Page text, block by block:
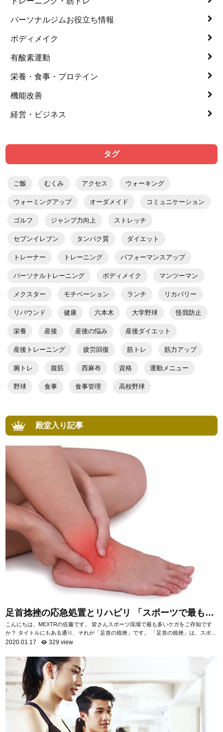
パーソナルジムお役立ち情報
ボディメイク
有酸素運動
栄養・食事・プロテイン
機能改善
経営・ビジネス
タグ
ご飯 むくみ アクセス ウォーキング
ウォーミングアップ オーダメイド コミュニケーション
ゴルフ ジャンプ力向上 ストレッチ
セブンイレブン タンパク質 ダイエット
トレーナー トレーニング パフォーマンスアップ
パーソナルトレーニング ボディメイク マンツーマン
メクスター モチベーション ランチ リカバリー
リバウンド 健康 六本木 大学野球 怪我防止
栄養 産後 産後の悩み 産後ダイエット
産後トレーニング 疲労回復 筋トレ 筋力アップ
腕トレ 腹筋 西麻布 資格 運動メニュー
野球 食事 食事管理 高校野球
殿堂入り記事
足首捻挫の応急処置とリハビリ 「スポーツで最も多
いケガ」
こんにちは、MEXTRの佐藤です。 皆さんスポーツ現場で最も多いケガをご存知です
か？ タイトルにもある通り、それが「足首の捻挫」です。 「足首の捻挫」は、スポー
ツ現場だけでなく日常生活におい...
2020.01.17 329 view